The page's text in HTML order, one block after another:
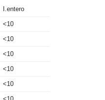
I.entero
<10
<10
<10
<10
<10